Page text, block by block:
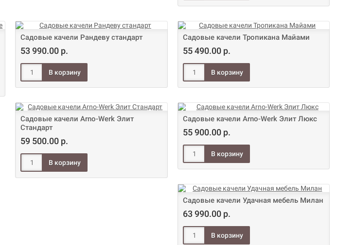
Садовые качели Рандеву стандарт
53 990.00 р.
Садовые качели Тропикана Майами
55 490.00 р.
Садовые качели Arno-Werk Элит
Стандарт
59 500.00 р.
Садовые качели Arno-Werk Элит Люкс
55 900.00 р.
Садовые качели Удачная мебель Милан
63 990.00 р.